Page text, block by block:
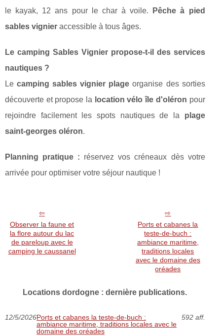
le kayak, 12 ans pour le char à voile.
Pêche à pied
sables vignier accessible à tous âges.
Le camping Sables Vignier propose-t-il des services
nautiques ?
Lecamping sables vignier plage organise des sorties
découverte et propose la location vélo île d'oléron pour
rejoindre facilement les spots nautiques de la plage
saint-georges oléron.
Planning pratique : réservez vos créneaux dès votre
arrivée pour optimiser votre séjour nautique !
Observer la faune et
la flore autour du lac
de pareloup avec le
camping le caussanel
Ports et cabanes la
teste-de-buch :
ambiance maritime,
traditions locales
avec le domaine des
oréades
Locations dordogne : dernière publications.
12/5/2026Ports et cabanes la teste-de-buch :
ambiance maritime, traditions locales avec le
domaine des oréades
592 aff.